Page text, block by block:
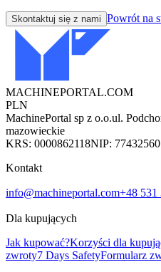
Skontaktuj się z nami Powrót na
MACHINEPORTAL.COM
PLN
MachinePortal sp z o.o.ul.
mazowieckie
KRS: 0000862118NIP:
Kontakt
info@machineportal.com+48 531
Dla kupujących
Jak kupować?Korzyści dla
zwroty7 Days SafetyFormularz